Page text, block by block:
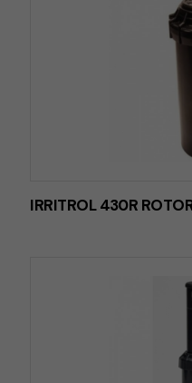
IRRITROL 430R